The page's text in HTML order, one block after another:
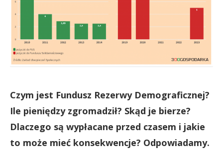
Czym jest Fundusz Rezerwy Demograficznej?
Ile pieniędzy zgromadził? Skąd je bierze?
Dlaczego są wypłacane przed czasem i jakie
to może mieć konsekwencje? Odpowiadamy.